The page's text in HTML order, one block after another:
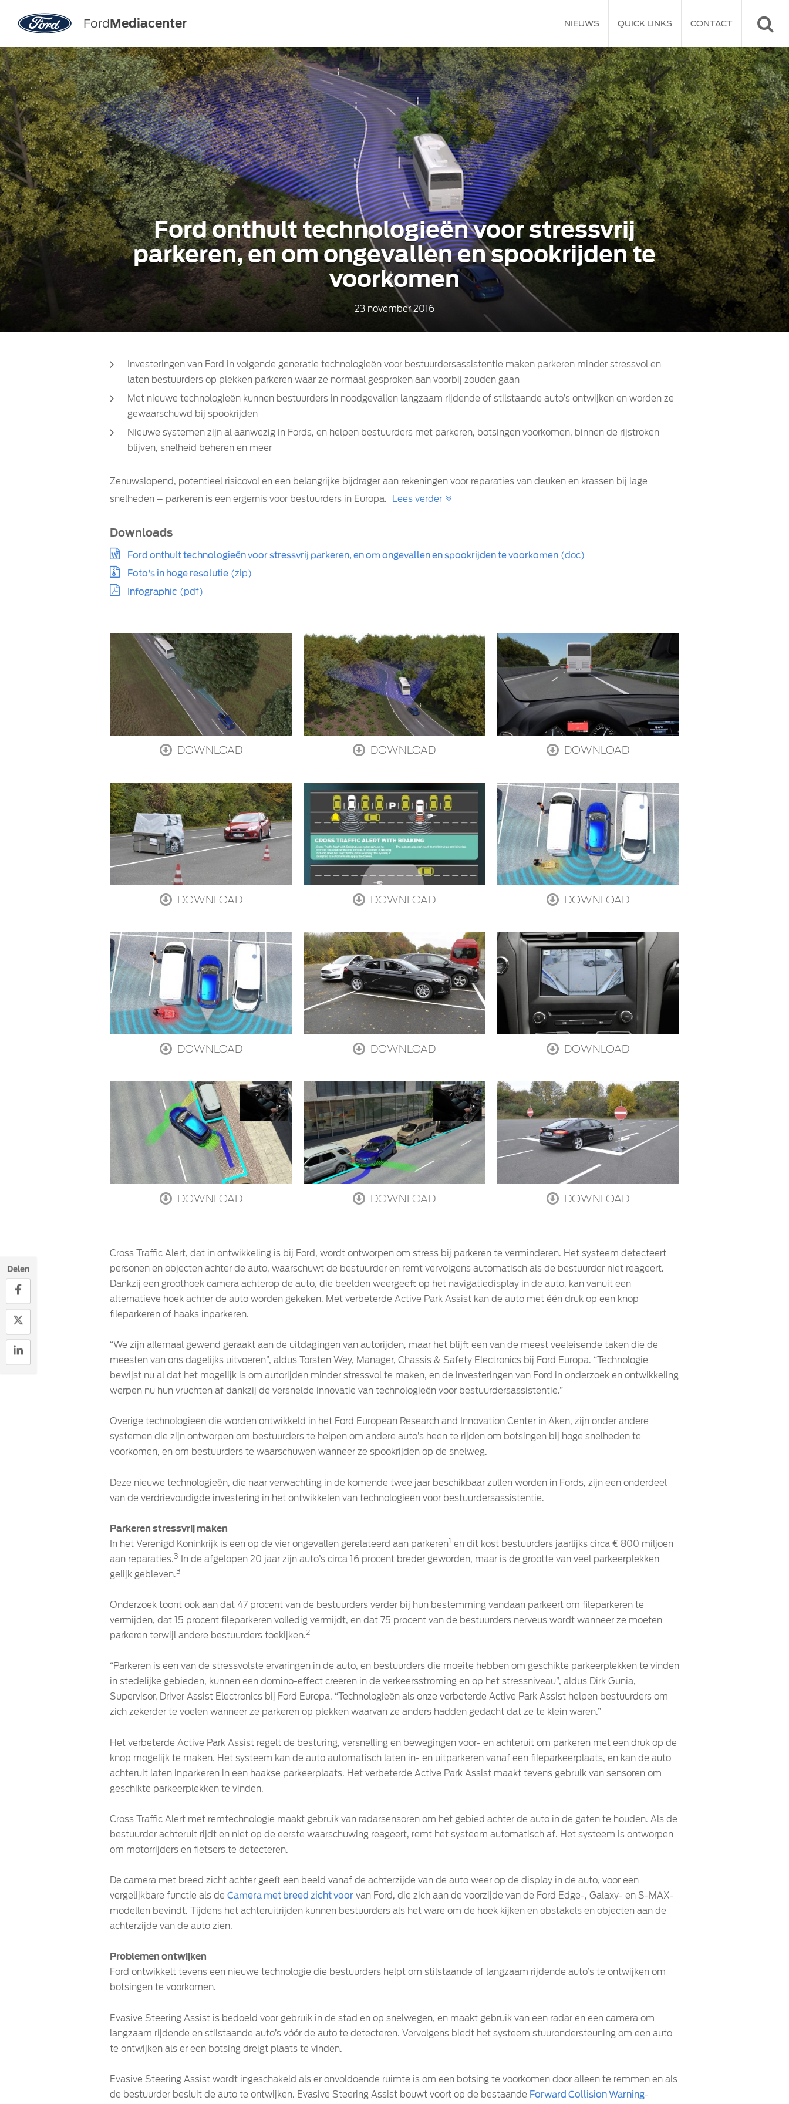
FordMediacenter NIEUWS QUICK LINKS CONTACT
Ford onthult technologieën voor stressvrij
parkeren, en om ongevallen en spookrijden te
voorkomen
23 november 2016
Investeringen van Ford in volgende generatie technologieën voor bestuurdersassistentie maken parkeren minder stressvol en
laten bestuurders op plekken parkeren waar ze normaal gesproken aan voorbij zouden gaan
Met nieuwe technologieën kunnen bestuurders in noodgevallen langzaam rijdende of stilstaande auto’s ontwijken en worden ze
gewaarschuwd bij spookrijden
Nieuwe systemen zijn al aanwezig in Fords, en helpen bestuurders met parkeren, botsingen voorkomen, binnen de rijstroken
blijven, snelheid beheren en meer
Zenuwslopend, potentieel risicovol en een belangrijke bijdrager aan rekeningen voor reparaties van deuken en krassen bij lage
snelheden – parkeren is een ergernis voor bestuurders in Europa.
Lees verder
Downloads
Ford onthult technologieën voor stressvrij parkeren, en om ongevallen en spookrijden te voorkomen (doc)
Foto's in hoge resolutie (zip)
Infographic (pdf)
DOWNLOAD DOWNLOAD DOWNLOAD
DOWNLOAD DOWNLOAD DOWNLOAD
DOWNLOAD DOWNLOAD DOWNLOAD
DOWNLOAD DOWNLOAD DOWNLOAD
Cross Traffic Alert, dat in ontwikkeling is bij Ford, wordt ontworpen om stress bij parkeren te verminderen. Het systeem detecteert
personen en objecten achter de auto, waarschuwt de bestuurder en remt vervolgens automatisch als de bestuurder niet reageert.
Dankzij een groothoek camera achterop de auto, die beelden weergeeft op het navigatiedisplay in de auto, kan vanuit een
alternatieve hoek achter de auto worden gekeken. Met verbeterde Active Park Assist kan de auto met één druk op een knop
fileparkeren of haaks inparkeren.
“We zijn allemaal gewend geraakt aan de uitdagingen van autorijden, maar het blijft een van de meest veeleisende taken die de
meesten van ons dagelijks uitvoeren”, aldus Torsten Wey, Manager, Chassis & Safety Electronics bij Ford Europa. “Technologie
bewijst nu al dat het mogelijk is om autorijden minder stressvol te maken, en de investeringen van Ford in onderzoek en ontwikkeling
werpen nu hun vruchten af dankzij de versnelde innovatie van technologieën voor bestuurdersassistentie.”
Overige technologieën die worden ontwikkeld in het Ford European Research and Innovation Center in Aken, zijn onder andere
systemen die zijn ontworpen om bestuurders te helpen om andere auto’s heen te rijden om botsingen bij hoge snelheden te
voorkomen, en om bestuurders te waarschuwen wanneer ze spookrijden op de snelweg.
Deze nieuwe technologieën, die naar verwachting in de komende twee jaar beschikbaar zullen worden in Fords, zijn een onderdeel
van de verdrievoudigde investering in het ontwikkelen van technologieën voor bestuurdersassistentie.
Parkeren stressvrij maken
In het Verenigd Koninkrijk is een op de vier ongevallen gerelateerd aan parkeren1 en dit kost bestuurders jaarlijks circa € 800 miljoen
aan reparaties.3
In de afgelopen 20 jaar zijn auto’s circa 16 procent breder geworden, maar is de grootte van veel parkeerplekken
gelijk gebleven.3
Onderzoek toont ook aan dat 47 procent van de bestuurders verder bij hun bestemming vandaan parkeert om fileparkeren te
vermijden, dat 15 procent fileparkeren volledig vermijdt, en dat 75 procent van de bestuurders nerveus wordt wanneer ze moeten
parkeren terwijl andere bestuurders toekijken.2
“Parkeren is een van de stressvolste ervaringen in de auto, en bestuurders die moeite hebben om geschikte parkeerplekken te vinden
in stedelijke gebieden, kunnen een domino-effect creëren in de verkeersstroming en op het stressniveau”, aldus Dirk Gunia,
Supervisor, Driver Assist Electronics bij Ford Europa. “Technologieën als onze verbeterde Active Park Assist helpen bestuurders om
zich zekerder te voelen wanneer ze parkeren op plekken waarvan ze anders hadden gedacht dat ze te klein waren.”
Het verbeterde Active Park Assist regelt de besturing, versnelling en bewegingen voor- en achteruit om parkeren met een druk op de
knop mogelijk te maken. Het systeem kan de auto automatisch laten in- en uitparkeren vanaf een fileparkeerplaats, en kan de auto
achteruit laten inparkeren in een haakse parkeerplaats. Het verbeterde Active Park Assist maakt tevens gebruik van sensoren om
geschikte parkeerplekken te vinden.
Cross Traffic Alert met remtechnologie maakt gebruik van radarsensoren om het gebied achter de auto in de gaten te houden. Als de
bestuurder achteruit rijdt en niet op de eerste waarschuwing reageert, remt het systeem automatisch af. Het systeem is ontworpen
om motorrijders en fietsers te detecteren.
De camera met breed zicht achter geeft een beeld vanaf de achterzijde van de auto weer op de display in de auto, voor een
vergelijkbare functie als de Camera met breed zicht voor van Ford, die zich aan de voorzijde van de Ford Edge-, Galaxy- en S-MAX-
modellen bevindt. Tijdens het achteruitrijden kunnen bestuurders als het ware om de hoek kijken en obstakels en objecten aan de
achterzijde van de auto zien.
Problemen ontwijken
Ford ontwikkelt tevens een nieuwe technologie die bestuurders helpt om stilstaande of langzaam rijdende auto’s te ontwijken om
botsingen te voorkomen.
Evasive Steering Assist is bedoeld voor gebruik in de stad en op snelwegen, en maakt gebruik van een radar en een camera om
langzaam rijdende en stilstaande auto’s vóór de auto te detecteren. Vervolgens biedt het systeem stuurondersteuning om een auto
te ontwijken als er een botsing dreigt plaats te vinden.
Evasive Steering Assist wordt ingeschakeld als er onvoldoende ruimte is om een botsing te voorkomen door alleen te remmen en als
de bestuurder besluit de auto te ontwijken. Evasive Steering Assist bouwt voort op de bestaande Forward Collision Warning-
Delen